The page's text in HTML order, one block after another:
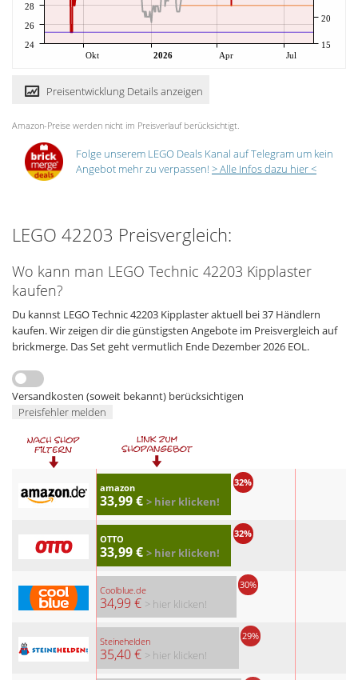
Okt 2026 Apr Jul
24
26
28
15
20
Preisentwicklung Details anzeigen
Amazon-Preise werden nicht im Preisverlauf berücksichtigt.
Folge unserem LEGO Deals Kanal auf Telegram um kein
Angebot mehr zu verpassen! > Alle Infos dazu hier <
LEGO 42203 Preisvergleich:
Wo kann man LEGO Technic 42203 Kipplaster
kaufen?
Du kannst LEGO Technic 42203 Kipplaster aktuell bei 37 Händlern
kaufen. Wir zeigen dir die günstigsten Angebote im Preisvergleich auf
brickmerge. Das Set geht vermutlich Ende Dezember 2026 EOL.
Versandkosten (soweit bekannt) berücksichtigen
Preisfehler melden
amazon
33,99 €
32%
> hier klicken!
OTTO
33,99 €
32%
> hier klicken!
Coolblue.de
34,99 €
30%
> hier klicken!
Steinehelden
35,40 €
29%
> hier klicken!